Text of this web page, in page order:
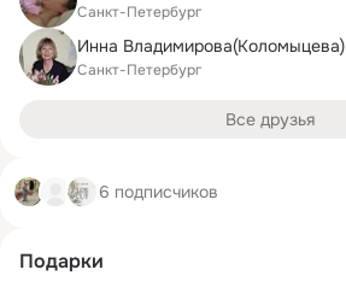
Санкт-Петербург
Инна Владимирова(Коломыцева)
Санкт-Петербург
Все друзья
6 подписчиков
Подарки